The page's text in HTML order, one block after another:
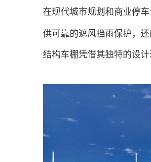
在现代城市规划和商业停车
供可靠的遮风挡雨保护，
结构车棚凭借其独特的设